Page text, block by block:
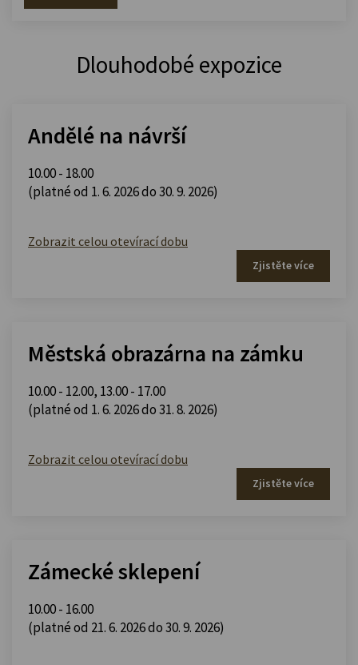
Dlouhodobé expozice
Andělé na návrší
10.00 - 18.00
(platné od 1. 6. 2026 do 30. 9. 2026)
Zobrazit celou otevírací dobu
Zjistěte více
Městská obrazárna na zámku
10.00 - 12.00, 13.00 - 17.00
(platné od 1. 6. 2026 do 31. 8. 2026)
Zobrazit celou otevírací dobu
Zjistěte více
Zámecké sklepení
10.00 - 16.00
(platné od 21. 6. 2026 do 30. 9. 2026)